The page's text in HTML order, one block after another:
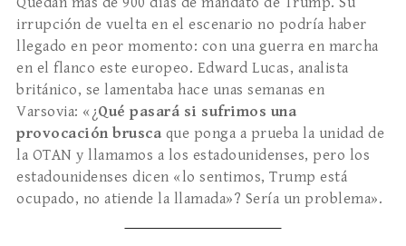
irrupción de vuelta en el escenario no podría haber
llegado en peor momento: con una guerra en marcha
en el flanco este europeo. Edward Lucas, analista
británico, se lamentaba hace unas semanas en
Varsovia: «¿Qué pasará si sufrimos una
provocación brusca que ponga a prueba la unidad de
la OTAN y llamamos a los estadounidenses, pero los
estadounidenses dicen «lo sentimos, Trump está
ocupado, no atiende la llamada»? Sería un problema».